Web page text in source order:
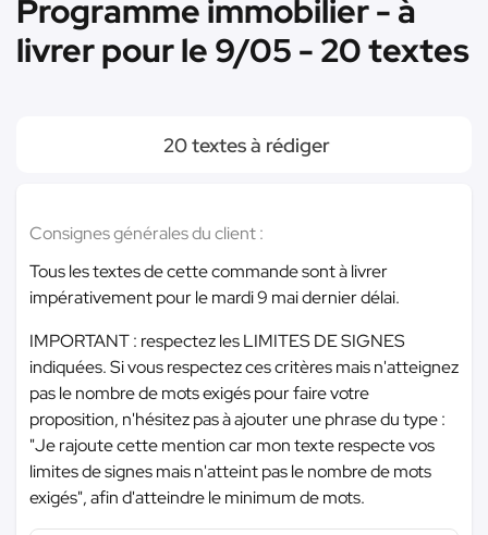
Programme immobilier - à
livrer pour le 9/05 - 20 textes
20 textes à rédiger
Consignes générales du client :
Tous les textes de cette commande sont à livrer
impérativement pour le mardi 9 mai dernier délai.
IMPORTANT : respectez les LIMITES DE SIGNES
indiquées. Si vous respectez ces critères mais n'atteignez
pas le nombre de mots exigés pour faire votre
proposition, n'hésitez pas à ajouter une phrase du type :
"Je rajoute cette mention car mon texte respecte vos
limites de signes mais n'atteint pas le nombre de mots
exigés", afin d'atteindre le minimum de mots.